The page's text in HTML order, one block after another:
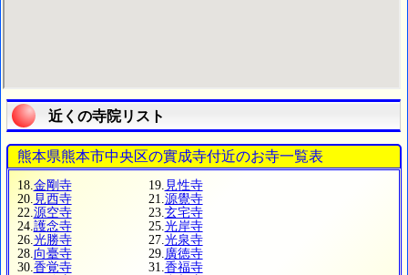
近くの寺院リスト
熊本県熊本市中央区の實成寺付近のお寺一覧表
18. 金剛寺 19. 見性寺
20. 見西寺 21. 源覺寺
22. 源空寺 23. 玄宅寺
24. 護念寺 25. 光岸寺
26. 光勝寺 27. 光泉寺
28. 向臺寺 29. 廣徳寺
30. 香覚寺 31. 香福寺